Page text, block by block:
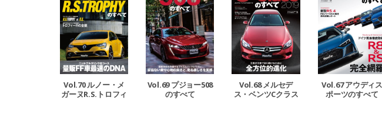
Vol.70 ルノー・メ
ガーヌR.S.トロフィ
Vol.69 プジョー508
のすべて
Vol.68 メルセデ
ス・ベンツCクラス
Vol.67 アウディス
ポーツのすべて